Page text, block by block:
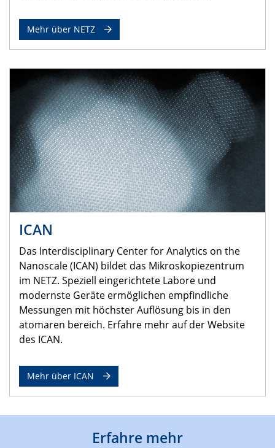
Mehr über NETZ
ICAN
Das Interdisciplinary Center for Analytics on the
Nanoscale (ICAN) bildet das Mikroskopiezentrum
im NETZ. Speziell eingerichtete Labore und
modernste Geräte ermöglichen empfindliche
Messungen mit höchster Auflösung bis in den
atomaren bereich. Erfahre mehr auf der Website
des ICAN.
Mehr über ICAN
Erfahre mehr